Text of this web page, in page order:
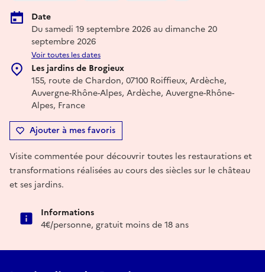
Date
Du samedi 19 septembre 2026 au dimanche 20
septembre 2026
Voir toutes les dates
Les jardins de Brogieux
155, route de Chardon, 07100 Roiffieux, Ardèche,
Auvergne-Rhône-Alpes, Ardèche, Auvergne-Rhône-
Alpes, France
Ajouter à mes favoris
Visite commentée pour découvrir toutes les restaurations et
transformations réalisées au cours des siècles sur le château
et ses jardins.
Informations
4€/personne, gratuit moins de 18 ans